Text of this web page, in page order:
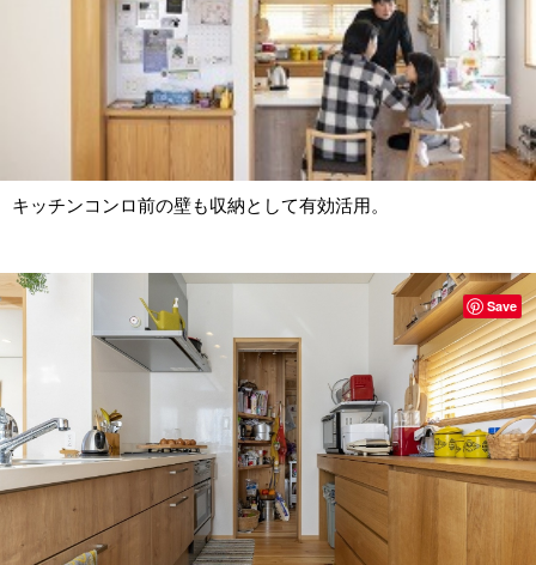
キッチンコンロ前の壁も収納として有効活用。
Save